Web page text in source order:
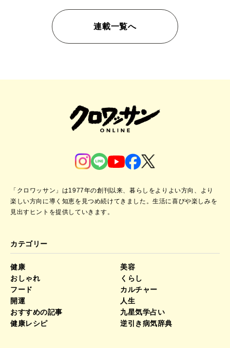
連載一覧へ
「クロワッサン」は1977年の創刊以来、暮らしをよりよい方向、より
楽しい方向に導く知恵を見つめ続けてきました。生活に喜びや楽しみを
見出すヒントを提供していきます。
カテゴリー
健康
美容
おしゃれ
くらし
フード
カルチャー
開運
人生
おすすめの記事
九星気学占い
健康レシピ
逆引き病気辞典